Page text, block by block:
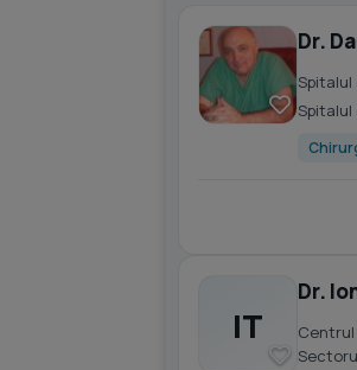
Dr.
Spitalul
IT
Dr.
Centrul